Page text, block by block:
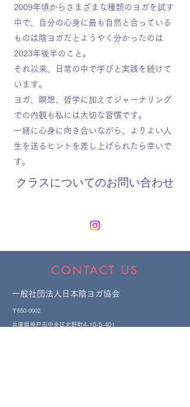
2009年頃からさまざまな種類のヨガを試す
中で、自分の心身に最も自然と合っている
ものは陰ヨガだとようやく分かったのは
2023年後半のこと。
それ以来、日常の中で学びと実践を続けて
います。
ヨガ、瞑想、哲学に加えてジャーナリング
での内観も私には大切な習慣です。
一緒に心身に向き合いながら、よりよい人
生を送るヒントを差し上げられたら幸いで
す。
​クラスについてのお問い合わせ
CONTACT US
一般社団法人日本陰ヨガ協会
〒650-0002
​兵庫県神戸市中央区北野町4-10-5-401